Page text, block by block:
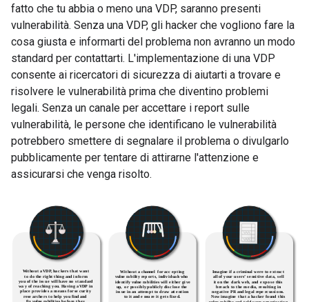
fatto che tu abbia o meno una VDP, saranno presenti
vulnerabilità. Senza una VDP, gli hacker che vogliono fare la
cosa giusta e informarti del problema non avranno un modo
standard per contattarti. L'implementazione di una VDP
consente ai ricercatori di sicurezza di aiutarti a trovare e
risolvere le vulnerabilità prima che diventino problemi
legali. Senza un canale per accettare i report sulle
vulnerabilità, le persone che identificano le vulnerabilità
potrebbero smettere di segnalare il problema o divulgarlo
pubblicamente per tentare di attirarne l'attenzione e
assicurarsi che venga risolto.